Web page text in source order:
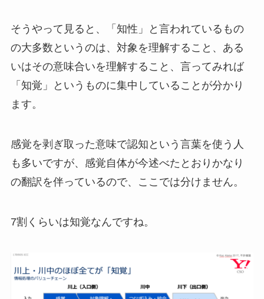
そうやって見ると、「知性」と言われているもの
の大多数というのは、対象を理解すること、ある
いはその意味合いを理解すること、言ってみれば
「知覚」というものに集中していることが分かり
ます。
感覚を剥ぎ取った意味で認知という言葉を使う人
も多いですが、感覚自体が今述べたとおりかなり
の翻訳を伴っているので、ここでは分けません。
7割くらいは知覚なんですね。